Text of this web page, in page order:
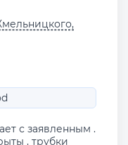
с заявленным .
, трубки